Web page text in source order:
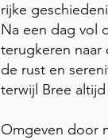
rijke
Na een dag vol
terugkeren naar
de rust en
terwijl Bree
Omgeven door